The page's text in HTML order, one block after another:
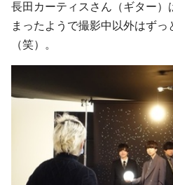
長田カーティスさん（ギター）
まったようで撮影中以外はずっ
（笑）。